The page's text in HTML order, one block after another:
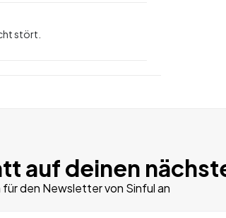
stört.
auf deinen
für den Newsletter von Sinful an